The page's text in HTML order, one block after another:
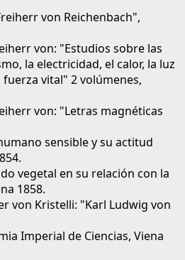
von Reichenbach",
von: "Estudios sobre las
la electricidad, el calor, la luz
vital" 2 volúmenes,
von: "Letras magnéticas
sensible y su actitud
vegetal en su relación con la
1858.
von Kristelli: "Karl Ludwig von
Imperial de Ciencias, Viena